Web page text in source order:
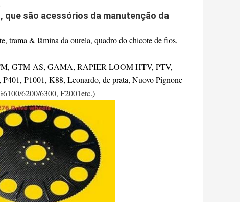
são acessórios da manutenção da
trama & lâmina da ourela, quadro do chicote de fios,
GTM-AS, GAMA, RAPIER LOOM HTV, PTV,
P1001, K88, Leonardo, de prata, Nuovo Pignone
6200/6300, F2001etc.)